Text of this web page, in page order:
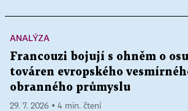
ANALÝZA
Francouzi bojují s ohněm o
továren evropského
obranného průmyslu
29. 7. 2026 ▪ 4 min. čtení